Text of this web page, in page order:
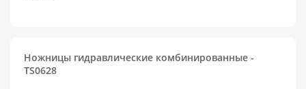
Ножницы гидравлические комбинированные -
TS0628